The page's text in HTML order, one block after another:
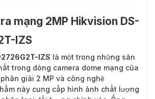
mạng 2MP Hikvision DS-
IZS
IZS là một trong những sản
trong dòng camera dome mạng của
giải 2 MP và công nghệ
này cung cấp hình ảnh chất lượng